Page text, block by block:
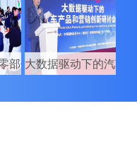
部件企业售后配对会
大数据驱动下的汽车